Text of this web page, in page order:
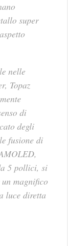
super
nelle
Topaz
di
degli
fusione di
5 pollici, si
magnifico
luce diretta